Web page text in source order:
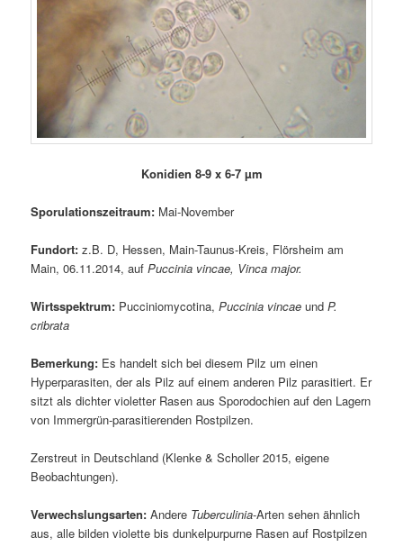
Konidien 8-9 x 6-7 µm
Sporulationszeitraum: Mai-November
Fundort: z.B. D, Hessen, Main-Taunus-Kreis, Flörsheim am
Main, 06.11.2014, aufPuccinia vincae, Vinca major.
Wirtsspektrum: Pucciniomycotina,Puccinia vincae undP.
cribrata
Bemerkung: Es handelt sich bei diesem Pilz um einen
Hyperparasiten, der als Pilz auf einem anderen Pilz parasitiert. Er
sitzt als dichter violetter Rasen aus Sporodochien auf den Lagern
von Immergrün-parasitierenden Rostpilzen.
Zerstreut in Deutschland (Klenke & Scholler 2015, eigene
Beobachtungen).
Verwechslungsarten: Andere Tuberculinia-Arten sehen ähnlich
aus, alle bilden violette bis dunkelpurpurne Rasen auf Rostpilzen